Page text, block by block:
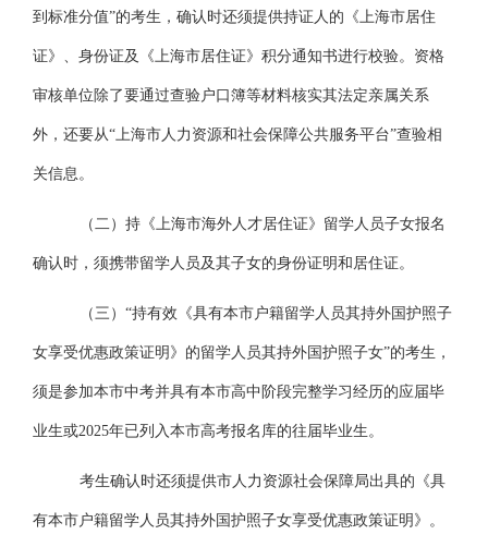
到标准分值”的考生，确认时还须提供持证人的《上海市居住
证》、身份证及《上海市居住证》积分通知书进行校验。资格
审核单位除了要通过查验户口簿等材料核实其法定亲属关系
外，还要从“上海市人力资源和社会保障公共服务平台”查验相
关信息。
（二）持《上海市海外人才居住证》留学人员子女报名
确认时，须携带留学人员及其子女的身份证明和居住证。
（三） “持有效《具有本市户籍留学人员其持外国护照子
女享受优惠政策证明》的留学人员其持外国护照子女”的考生，
须是参加本市中考并具有本市高中阶段完整学习经历的应届毕
业生或2025年已列入本市高考报名库的往届毕业生。
考生确认时还须提供市人力资源社会保障局出具的《具
有本市户籍留学人员其持外国护照子女享受优惠政策证明》。